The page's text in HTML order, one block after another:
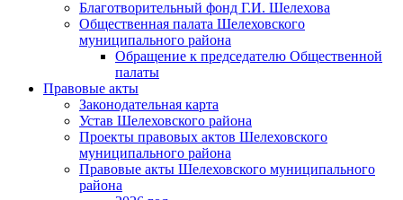
Благотворительный фонд Г.И. Шелехова
Общественная палата Шелеховского
муниципального района
Обращение к председателю Общественной
палаты
Правовые акты
Законодательная карта
Устав Шелеховского района
Проекты правовых актов Шелеховского
муниципального района
Правовые акты Шелеховского муниципального
района